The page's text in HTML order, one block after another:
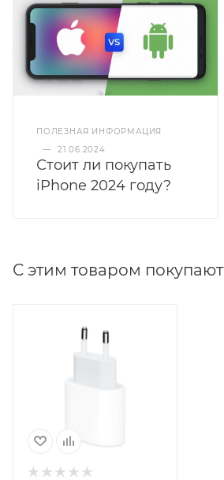
ПОЛЕЗНАЯ ИНФОРМАЦИЯ
—
21.06.2024
Стоит ли покупать
iPhone 2024 году?
С этим товаром покупают